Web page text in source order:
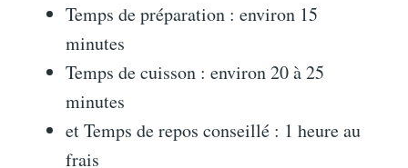
Temps de préparation : environ 15
minutes
Temps de cuisson : environ 20 à 25
minutes
et Temps de repos conseillé : 1 heure au
frais